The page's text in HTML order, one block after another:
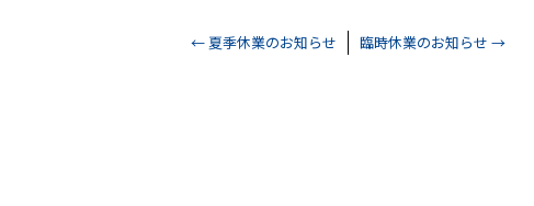
←夏季休業のお知らせ 臨時休業のお知らせ →